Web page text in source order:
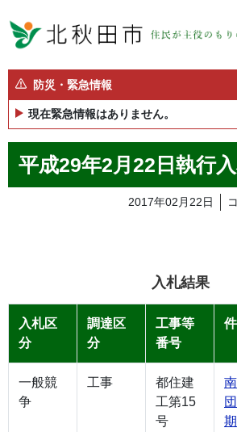
防災・緊急情報
現在緊急情報はありません。
平成29年2月22日執行
2017年02月22日
入札結果
入札区
分
調達区
分
工事等
番号
一般競
争
工事
都住建
工第15
号